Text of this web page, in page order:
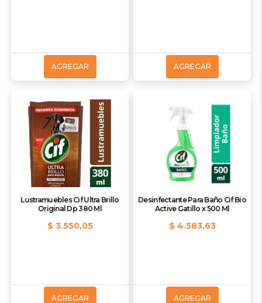
AGREGAR AGREGAR
Lustramuebles Cif Ultra Brillo
Original Dp 380 Ml
$ 3.550,05
AGREGAR
Desinfectante Para Baño Cif Bio
Active Gatillo x 500 Ml
$ 4.583,63
AGREGAR